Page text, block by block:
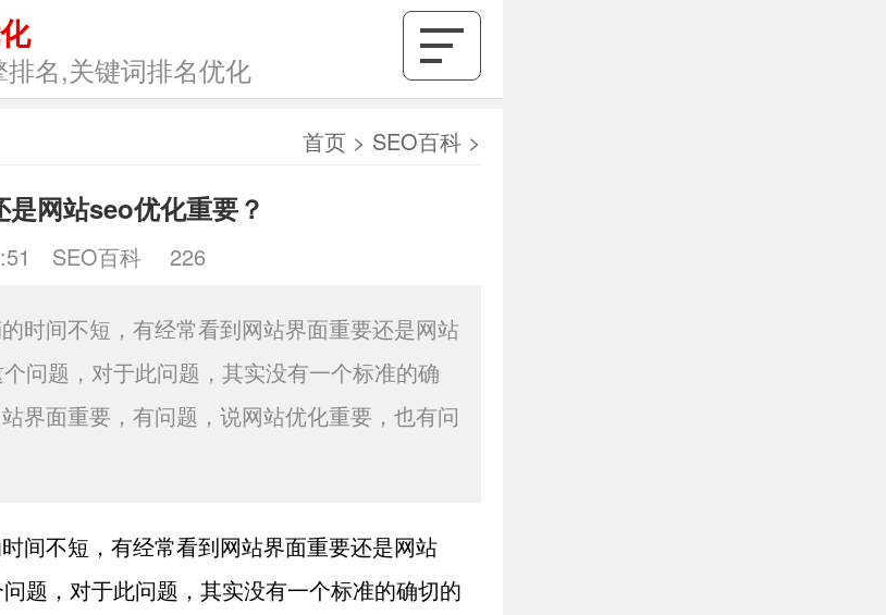
名,关键词排名优化
首页 > SEO百科 >
是网站seo优化重要？
SEO百科 226
时间不短，有经常看到网站界面重要还是网站
问题，对于此问题，其实没有一个标准的确
界面重要，有问题，说网站优化重要，也有问
间不短，有经常看到网站界面重要还是网站
题，对于此问题，其实没有一个标准的确切的